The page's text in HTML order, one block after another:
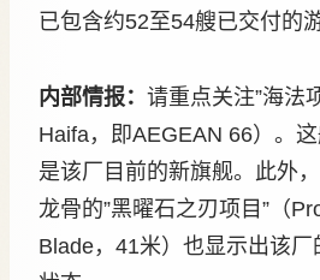
已包含约52至54艘已交付的游
内部情报： 请重点关注”海法
Haifa，即AEGEAN 66）。
是该厂目前的新旗舰。此外
龙骨的”黑曜石之刃项目”（
Blade，41米）也显示出该厂